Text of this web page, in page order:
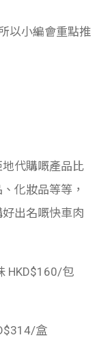
以小編會重點推
代購嘅產品比
化妝品等等，
出名嘅快車肉
HKD$160/包
盒